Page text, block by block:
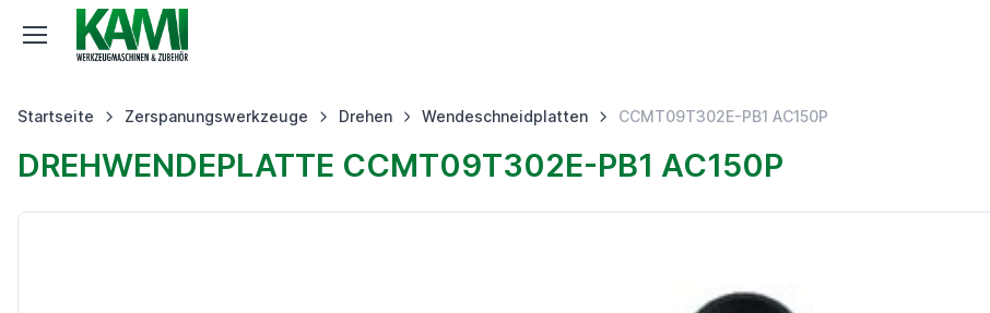
Startseite Zerspanungswerkzeuge Drehen Wendeschneidplatten CCMT09T302E-PB1 AC150P
DREHWENDEPLATTE CCMT09T302E-PB1 AC150P